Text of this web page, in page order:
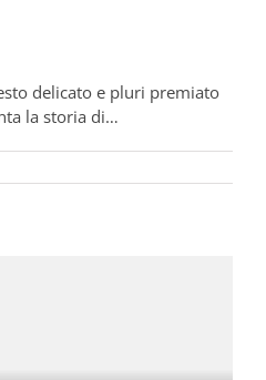
delicato e pluri premiato
la storia di…